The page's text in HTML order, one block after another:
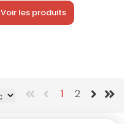
Voir les produits
1 2